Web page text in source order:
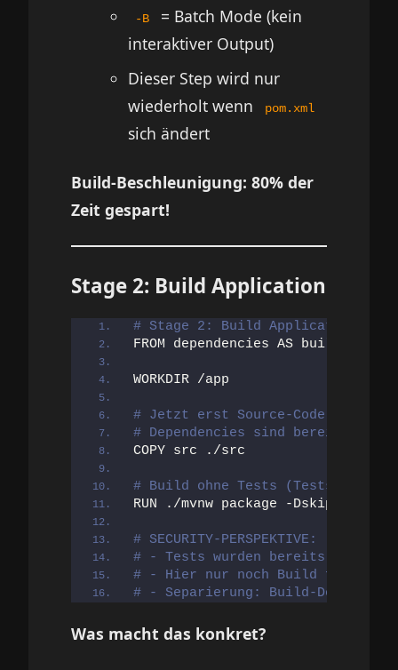
-B
= Batch Mode (kein
interaktiver Output)
Dieser Step wird nur
wiederholt wenn
pom.xml
sich ändert
Build-Beschleunigung: 80% der
Zeit gespart!
Stage 2: Build Application
# Stage 2: Build Application
FROM dependencies AS build
WORKDIR /app
# Jetzt erst Source-Code kopieren
# Dependencies sind bereits da
COPY src ./src
# Build ohne Tests (Tests
RUN ./mvnw package -DskipTests -B
# SECURITY-PERSPEKTIVE:
# - Tests wurden bereits in
# - Hier nur noch Build für
# - Separierung: Build-
Was macht das konkret?